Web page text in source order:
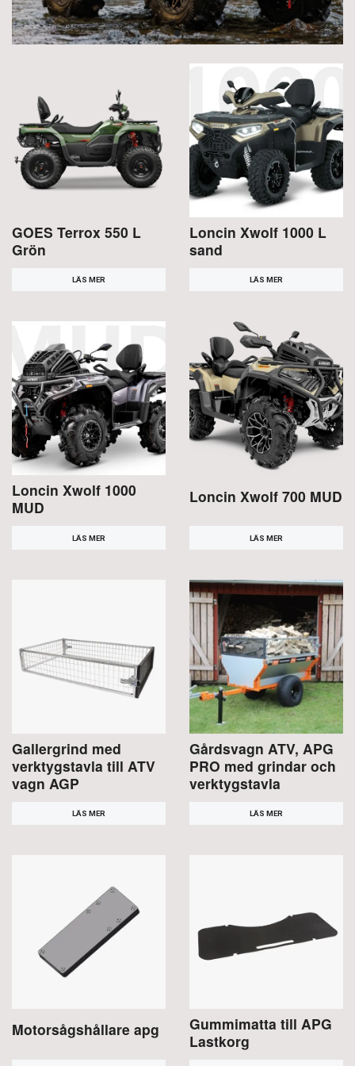
GOES Terrox 550 L
Grön
LÄS MER
Loncin Xwolf 1000 L
sand
LÄS MER
Loncin Xwolf 1000
MUD
LÄS MER
Loncin Xwolf 700 MUD
LÄS MER
Gallergrind med
verktygstavla till ATV
vagn AGP
LÄS MER
Gårdsvagn ATV, APG
PRO med grindar och
verktygstavla
LÄS MER
Motorsågshållare apg
Gummimatta till APG
Lastkorg